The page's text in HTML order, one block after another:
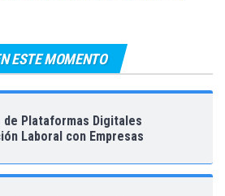
ESTE MOMENTO
de Plataformas Digitales
Laboral con Empresas